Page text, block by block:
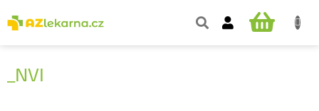
na
obsah
NÁKUPNÍ
_NVI